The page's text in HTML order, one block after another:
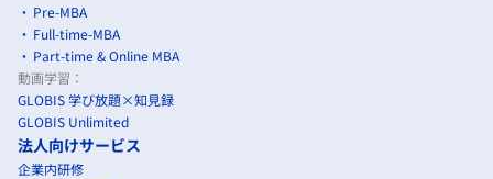
Pre-MBA
Full-time-MBA
Part-time & Online MBA
動画学習：
GLOBIS 学び放題×知見録
GLOBIS Unlimited
法人向けサービス
企業内研修